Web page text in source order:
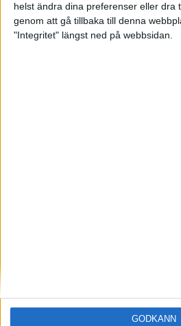
helst ändra dina preferenser eller dra
genom att gå tillbaka till denna
"Integritet" längst ned på webbsidan.
GODKÄNN
Värmemara
väntarvärldsmästaraspiranter
24 jun 1998
ASIEN